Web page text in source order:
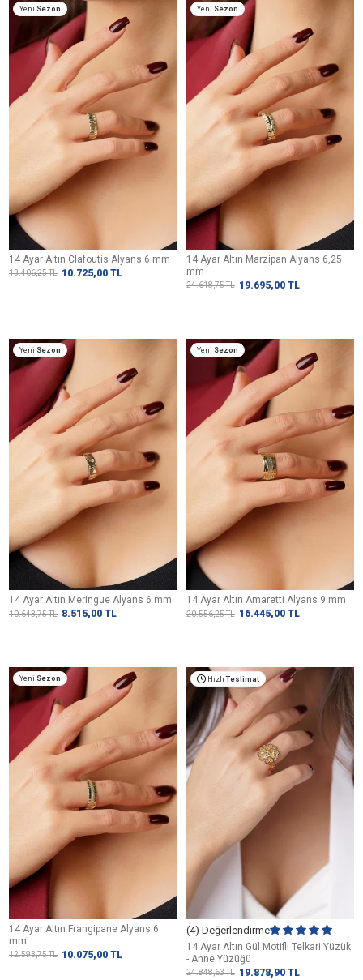
Yeni Sezon
14 Ayar Altın Clafoutis Alyans 6 mm
13.406,25TL 10.725,00 TL
Yeni Sezon
14 Ayar Altın Marzipan Alyans 6,25
mm
24.618,75TL 19.695,00 TL
Yeni Sezon
14 Ayar Altın Meringue Alyans 6 mm
10.643,75TL 8.515,00 TL
Yeni Sezon
14 Ayar Altın Amaretti Alyans 9 mm
20.556,25TL 16.445,00 TL
Yeni Sezon
14 Ayar Altın Frangipane Alyans 6
mm
12.593,75TL 10.075,00 TL
Hızlı Teslimat
(4) Değerlendirme
14 Ayar Altın Gül Motifli Telkari Yüzük
- Anne Yüzüğü
24.848,63TL 19.878,90 TL